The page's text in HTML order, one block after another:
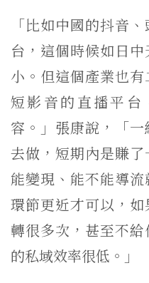
「比如中國的抖音
台，這個時候如日
小。但這個產業也
短影音的直播平台
容。」張康說，「
去做，短期內是賺
能變現、能不能導
環節更近才可以，
轉很多次，甚至不
的私域效率很低。」